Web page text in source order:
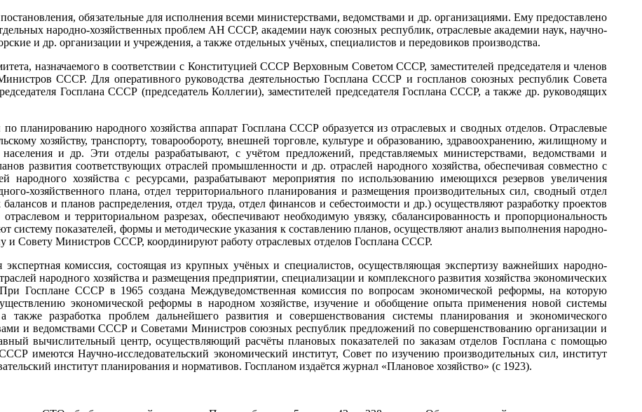
обязательные для исполнения всеми министерствами, ведомствами и др. организациями. Ему предоставлено
народно-хозяйственных проблем АН СССР, академии наук союзных республик, отраслевые академии наук, научно-
и др. организации и учреждения, а также отдельных учёных, специалистов и передовиков производства.
назначаемого в соответствии с Конституцией СССР Верховным Советом СССР, заместителей председателя и членов
СССР. Для оперативного руководства деятельностью Госплана СССР и госпланов союзных республик Совета
Госплана СССР (председатель Коллегии), заместителей председателя Госплана СССР, а также др. руководящих
планированию народного хозяйства аппарат Госплана СССР образуется из отраслевых и сводных отделов. Отраслевые
хозяйству, транспорту, товарообороту, внешней торговле, культуре и образованию, здравоохранению, жилищному и
и др. Эти отделы разрабатывают, с учётом предложений, представляемых министерствами, ведомствами и
развития соответствующих отраслей промышленности и др. отраслей народного хозяйства, обеспечивая совместно с
народного хозяйства с ресурсами, разрабатывают мероприятия по использованию имеющихся резервов увеличения
хозяйственного плана, отдел территориального планирования и размещения производительных сил, сводный отдел
и планов распределения, отдел труда, отдел финансов и себестоимости и др.) осуществляют разработку проектов
и территориальном разрезах, обеспечивают необходимую увязку, сбалансированность и пропорциональность
систему показателей, формы и методические указания к составлению планов, осуществляют анализ выполнения народно-
и Совету Министров СССР, координируют работу отраслевых отделов Госплана СССР.
комиссия, состоящая из крупных учёных и специалистов, осуществляющая экспертизу важнейших народно-
народного хозяйства и размещения предприятии, специализации и комплексного развития хозяйства экономических
Госплане СССР в 1965 создана Междуведомственная комиссия по вопросам экономической реформы, на которую
экономической реформы в народном хозяйстве, изучение и обобщение опыта применения новой системы
также разработка проблем дальнейшего развития и совершенствования системы планирования и экономического
и ведомствами СССР и Советами Министров союзных республик предложений по совершенствованию организации и
вычислительный центр, осуществляющий расчёты плановых показателей по заказам отделов Госплана с помощью
имеются Научно-исследовательский экономический институт, Совет по изучению производительных сил, институт
институт планирования и нормативов. Госпланом издаётся журнал «Плановое хозяйство» (с 1923).